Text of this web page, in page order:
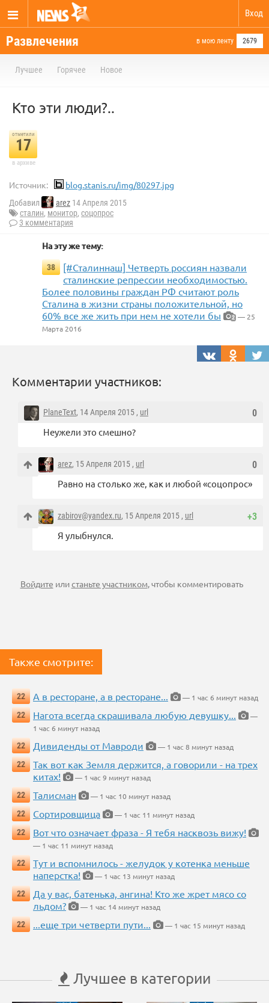
Вход
Развлечения в мою ленту 2679
Лучшее Горячее Новое
Кто эти люди?..
отметили
17
в архиве
Источник: blog.stanis.ru/img/80297.jpg
Добавил arez 14 Апреля 2015
сталин, монитор, соцопрос
3 комментария
На эту же тему:
38
[#Сталиннаш] Четверть россиян назвали
сталинские репрессии необходимостью.
Более половины граждан РФ считают роль
Сталина в жизни страны положительной, но
60% все же жить при нем не хотели бы
2 — 25
Марта 2016
Комментарии участников:
0
PlaneText, 14 Апреля 2015 , url
Неужели это смешно?
0
arez, 15 Апреля 2015 , url
Равно на столько же, как и любой «соцопрос»
+3
zabirov@yandex.ru, 15 Апреля 2015 , url
Я улыбнулся.
Войдите илистаньте участником, чтобы комментировать
Также смотрите:
22 А в ресторане, а в ресторане...
— 1 час 6 минут назад
22
Нагота всегда скрашивала любую девушку...
—
1 час 6 минут назад
22
Дивиденды от Мавроди
— 1 час 8 минут назад
22
Так вот как Земля держится, а говорили - на трех
китах!
— 1 час 9 минут назад
22
Талисман
— 1 час 10 минут назад
22
Сортировщица
— 1 час 11 минут назад
22
Вот что означает фраза - Я тебя насквозь вижу!
— 1 час 11 минут назад
22
Тут и вспомнилось - желудок у котенка меньше
наперстка!
— 1 час 13 минут назад
22
Да у вас, батенька, ангина! Кто же жрет мясо со
льдом?
— 1 час 14 минут назад
22
...еще три четверти пути... — 1 час 15 минут назад
Лучшее в категории